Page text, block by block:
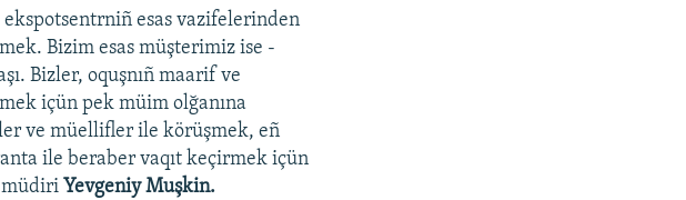
ekspotsentrniñ esas vazifelerinden
Bizim esas müşterimiz ise -
Bizler, oquşnıñ maarif ve
içün pek müim olğanına
ve müellifler ile körüşmek, eñ
ile beraber vaqıt keçirmek içün
müdiri Yevgeniy Muşkin.